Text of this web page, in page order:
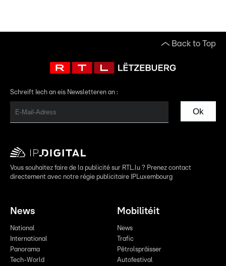
Back to Top
Schreift Iech an eis Newsletteren an :
Ok
Vous souhaitez faire de la publicité sur RTL.lu ? Prenez contact
directement avec notre régie publicitaire IPLuxembourg
News
National
International
Panorama
Tech-World
Mobilitéit
News
Trafic
Pëtrolspräisser
Autofestival